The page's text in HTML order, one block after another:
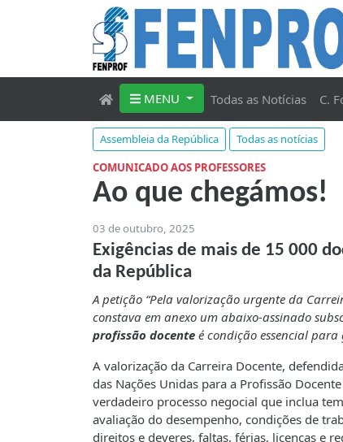
MENU Todas as Notícias C.
Assembleia da República
Todas as notícias
COMUNICADO AOS PROFESSORES
Ao que chegámos!
03 de outubro, 2025
Exigências de mais de 15 000
da República
A petição “Pela valorização urgente da
constava em anexo um abaixo-assinado
profissão docente é condição essencial
A valorização da Carreira Docente,
das Nações Unidas para a Profissão
verdadeiro processo negocial que inclua
avaliação do desempenho, condições de
direitos e deveres, faltas, férias, licenças e